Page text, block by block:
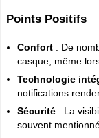
Points Positifs
Confort : De
casque, même
Technologie
notifications
Sécurité : La
souvent